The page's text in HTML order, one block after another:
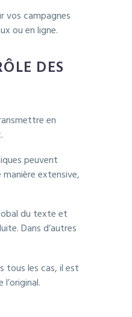
vos campagnes
ou en ligne.
DES
en
peuvent
extensive,
du texte et
Dans d’autres
tous les cas, il est